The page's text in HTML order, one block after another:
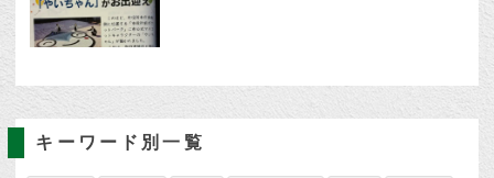
キーワード別一覧